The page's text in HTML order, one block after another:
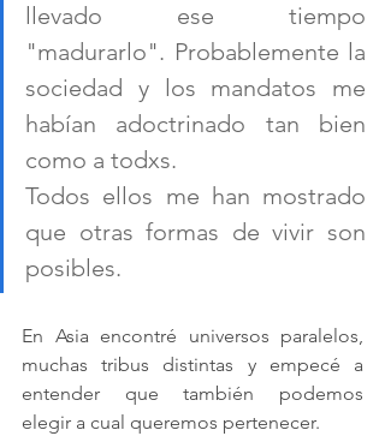
llevado ese tiempo
"madurarlo". Probablemente la
sociedad y los mandatos me
habían adoctrinado tan bien
como a todxs.
Todos ellos me han mostrado
que otras formas de vivir son
posibles.
En Asia encontré universos paralelos,
muchas tribus distintas y empecé a
entender que también podemos
elegir a cual queremos pertenecer.